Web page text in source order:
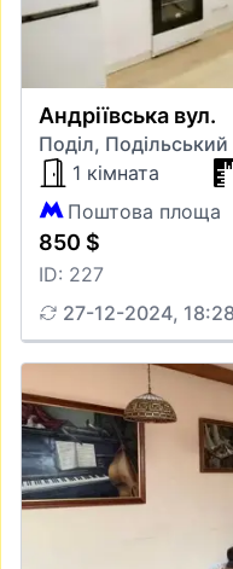
Андріївська вул.
Поділ,
1 кімната
Поштова площа
850 $
ID: 227
27-12-2024,